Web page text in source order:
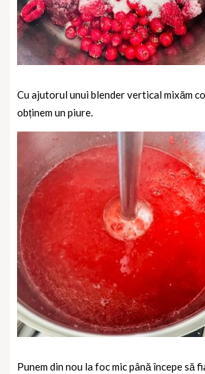
Cu ajutorul unui blender vertical mixăm
obținem un piure.
Punem din nou la foc mic până începe să